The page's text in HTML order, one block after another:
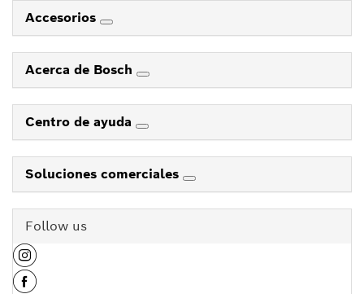
Accesorios
Acerca de Bosch
Centro de ayuda
Soluciones comerciales
Follow us